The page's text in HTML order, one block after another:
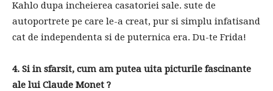
Kahlo dupa incheierea casatoriei sale. sute de
autoportrete pe care le-a creat, pur si simplu infatisand
cat de independenta si de puternica era. Du-te Frida!
4. Si in sfarsit, cum am putea uita picturile fascinante
ale lui Claude Monet ?